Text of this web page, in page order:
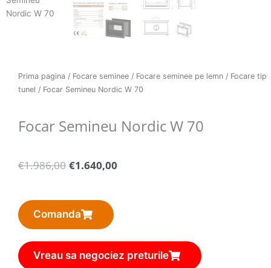
Prima pagina / Focare seminee / Focare seminee pe lemn / Focare tip
tunel / Focar Semineu Nordic W 70
Focar Semineu Nordic W 70
€1.986,00 Pretul
fost:
€1.986,00.
€1.640,00
Comanda
Vreau sa negociez preturile